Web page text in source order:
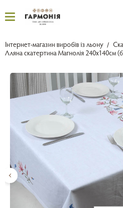
Інтернет-магазин виробів із льону
Лляна скатертина Магнолія 240х140см